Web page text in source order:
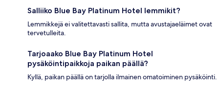
Salliiko Blue Bay Platinum Hotel lemmikit?
Lemmikkejä ei valitettavasti sallita, mutta avustajaeläimet ovat
tervetulleita.
Tarjoaako Blue Bay Platinum Hotel
pysäköintipaikkoja paikan päällä?
Kyllä, paikan päällä on tarjolla ilmainen omatoiminen pysäköinti.